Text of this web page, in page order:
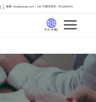
邮箱: info@artlangs.com 24小时翻译管家: 18142666316
中文 (中国)